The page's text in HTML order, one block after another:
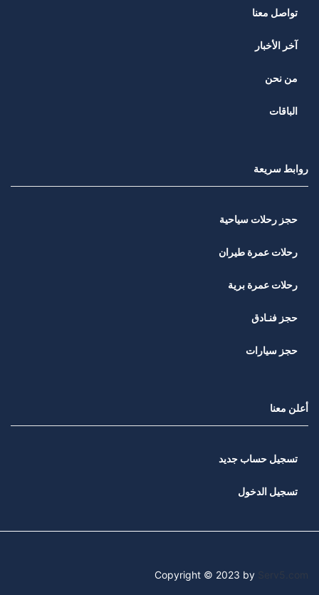
تواصل معنا
آخر الأخبار
من نحن
الباقات
روابط سريعة
حجز رحلات سياحية
رحلات عمرة طيران
رحلات عمرة برية
حجز فنـادق
حجز سيارات
أعلن معنا
تسجيل حساب جديد
تسجيل الدخول
Copyright © 2023 by